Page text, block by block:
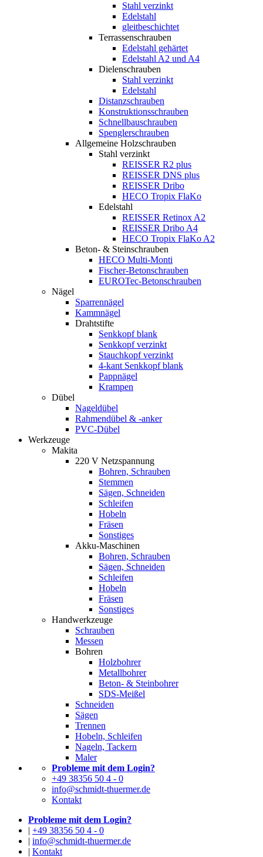
Stahl verzinkt
Edelstahl
gleitbeschichtet
Terrassenschrauben
Edelstahl gehärtet
Edelstahl A2 und A4
Dielenschrauben
Stahl verzinkt
Edelstahl
Distanzschrauben
Konstruktionsschrauben
Schnellbauschrauben
Spenglerschrauben
Allgemeine Holzschrauben
Stahl verzinkt
REISSER R2 plus
REISSER DNS plus
REISSER Dribo
HECO Tropix FlaKo
Edelstahl
REISSER Retinox A2
REISSER Dribo A4
HECO Tropix FlaKo A2
Beton- & Steinschrauben
HECO Multi-Monti
Fischer-Betonschrauben
EUROTec-Betonschrauben
Nägel
Sparrennägel
Kammnägel
Drahtstifte
Senkkopf blank
Senkkopf verzinkt
Stauchkopf verzinkt
4-kant Senkkopf blank
Pappnägel
Krampen
Dübel
Nageldübel
Rahmendübel & -anker
PVC-Dübel
Werkzeuge
Makita
220 V Netzspannung
Bohren, Schrauben
Stemmen
Sägen, Schneiden
Schleifen
Hobeln
Fräsen
Sonstiges
Akku-Maschinen
Bohren, Schrauben
Sägen, Schneiden
Schleifen
Hobeln
Fräsen
Sonstiges
Handwerkzeuge
Schrauben
Messen
Bohren
Holzbohrer
Metallbohrer
Beton- & Steinbohrer
SDS-Meißel
Schneiden
Sägen
Trennen
Hobeln, Schleifen
Nageln, Tackern
Maler
Probleme mit dem Login?
+49 38356 50 4 - 0
info@schmidt-thuermer.de
Kontakt
Probleme mit dem Login?
| +49 38356 50 4 - 0
| info@schmidt-thuermer.de
| Kontakt